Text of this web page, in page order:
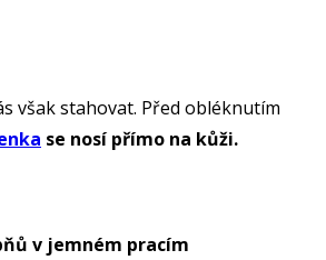
však stahovat. Před obléknutím
se nosí přímo na kůži.
v jemném pracím